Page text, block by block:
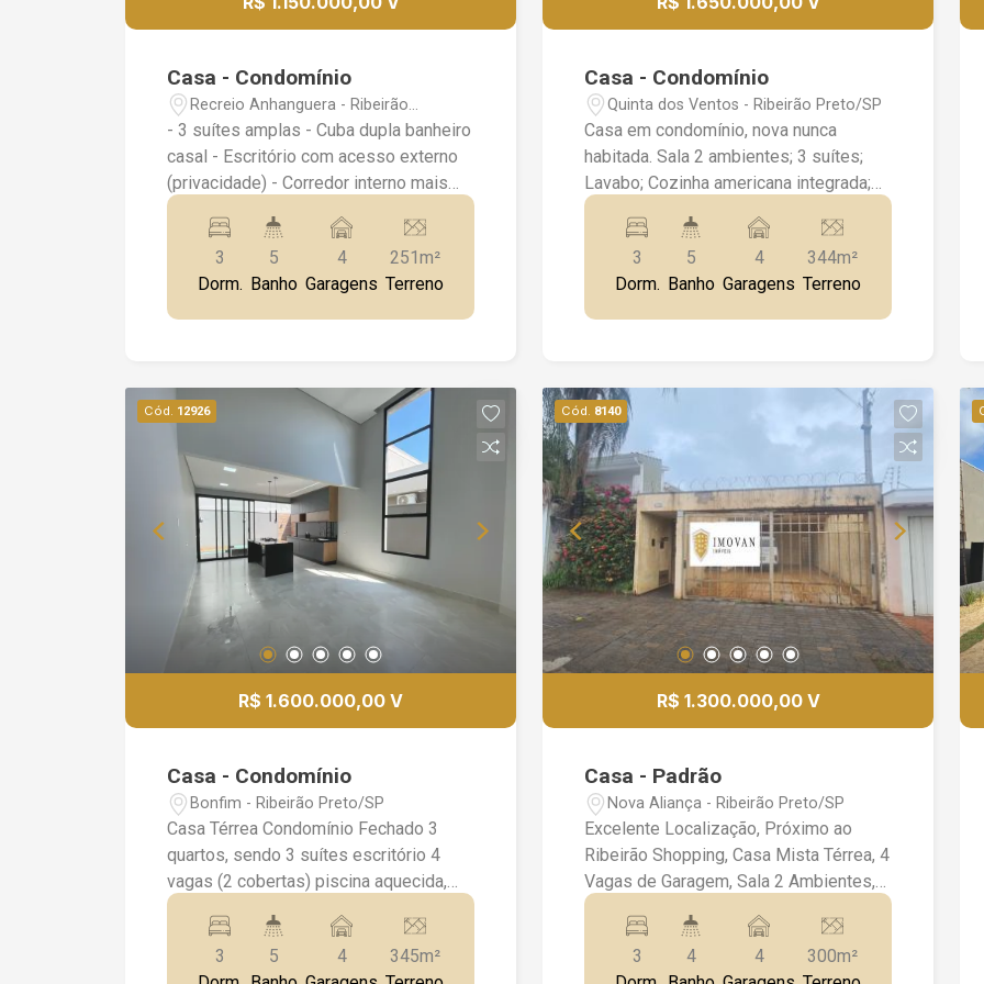
Casa - Condomínio
Recreio Anhanguera - Ribeirão
Preto/SP
- 3 suítes amplas - Cuba dupla banheiro
casal - Escritório com acesso externo
(privacidade) - Corredor interno mais
largo (acessibilidade) - Portas internas
80cm (acessibilidade) - Sala de estar e
cozinha integradas - Cozinha com pia
dupla - Ilha com cooktop e coifa -
Ambientes com planejados - Área
aquecimento - Área de serviço - 4
vagas de garagem, sendo 2 cobertas e
2 descobertas
3
Dorm.
5
Banho
4
Garagens
251m²
Terreno
Casa - Condomínio
Quinta dos Ventos - Ribeirão Preto/SP
Casa em condomínio, nova nunca
habitada. Sala 2 ambientes; 3 suítes;
Lavabo; Cozinha americana integrada;
Lavanderia; Banheiro de empregada;
Piscina; Iluminação em toda casa; Ar
condicionado em toda casa; Box e
espelhos; Churrasqueira; 4 vagas de
garagem Agende uma visita com um de
3
Dorm.
5
Banho
4
Garagens
344m²
Terreno
Cód. 12926
R$ 1.600.000,00 V
Casa - Condomínio
Bonfim - Ribeirão Preto/SP
Casa Térrea Condomínio Fechado 3
quartos, sendo 3 suítes escritório 4
vagas (2 cobertas) piscina aquecida,
Hidro e cascata Uma linda casa térrea
em condomínio completo com piscina,
salão de festas, academia, tênis e
3
5
4
345m²
Cód. 8140
R$ 1.300.000,00 V
Casa - Padrão
Nova Aliança - Ribeirão Preto/SP
Excelente Localização, Próximo ao
Ribeirão Shopping, Casa Mista Térrea, 4
Vagas de Garagem, Sala 2 Ambientes,
Lavabo, 3 Dormitórios, 1 Suíte, Fogão
Embutido, Jd de Inverno com
Pergolado, Ventiladores, Banheiro
3
4
4
300m²